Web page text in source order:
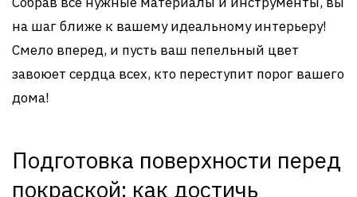
на шаг ближе к вашему идеальному интерьеру!
Смело вперед, и пусть ваш пепельный цвет
завоюет сердца всех, кто переступит порог вашего
дома!
Подготовка поверхности перед
покраской: как достичь